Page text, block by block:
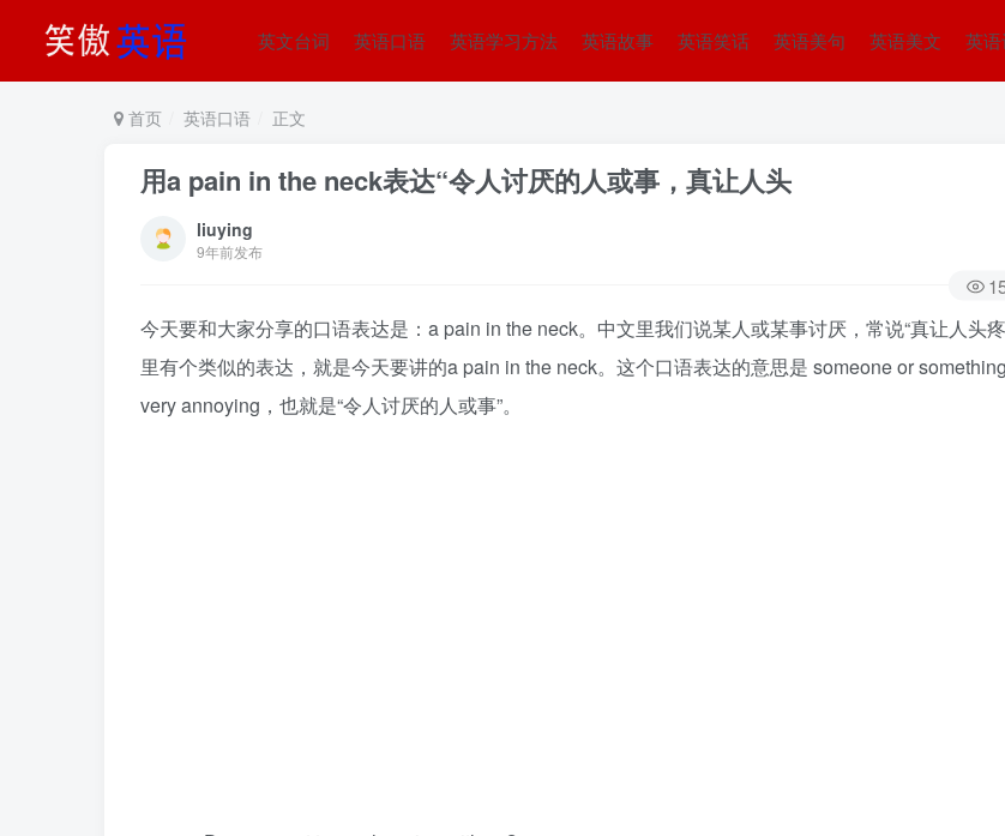
英文台词 英语口语 英语学习方法 英语故事 英语笑话 英语美句 英语美文 英
首页 英语口语 正文
用a pain in the neck表达“令人讨厌的人或事，真让人头
liuying
9年前发布
今天要和大家分享的口语表达是：a pain in the neck。中文里我们说某人或某事讨厌，常说“真让人头
里有个类似的表达，就是今天要讲的a pain in the neck。这个口语表达的意思是 someone or
very annoying，也就是“令人讨厌的人或事”。